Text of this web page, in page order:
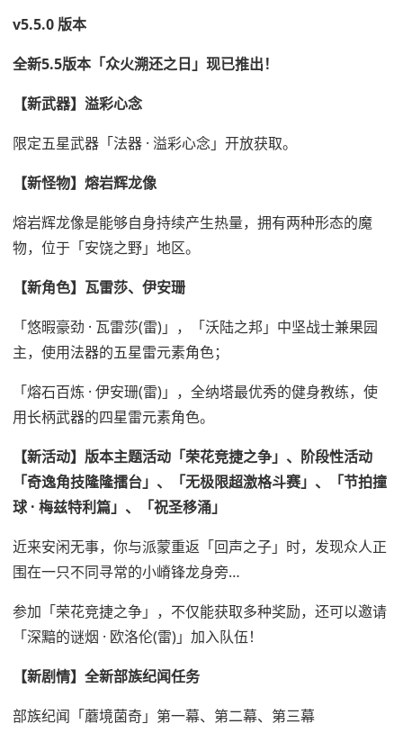
v5.5.0 版本
全新5.5版本「众火溯还之日」现已推出！
【新武器】溢彩心念
限定五星武器「法器 · 溢彩心念」开放获取。
【新怪物】熔岩辉龙像
熔岩辉龙像是能够自身持续产生热量，拥有两种形态的魔
物，位于「安饶之野」地区。
【新角色】瓦雷莎、伊安珊
「悠暇豪劲 · 瓦雷莎(雷)」，「沃陆之邦」中坚战士兼果园
主，使用法器的五星雷元素角色；
「熔石百炼 · 伊安珊(雷)」，全纳塔最优秀的健身教练，使
用长柄武器的四星雷元素角色。
【新活动】版本主题活动「荣花竞捷之争」、阶段性活动
「奇逸角技隆隆擂台」、「无极限超激格斗赛」、「节拍撞
球 · 梅兹特利篇」、「祝圣移涌」
近来安闲无事，你与派蒙重返「回声之子」时，发现众人正
围在一只不同寻常的小嵴锋龙身旁…
参加「荣花竞捷之争」，不仅能获取多种奖励，还可以邀请
「深黯的谜烟 · 欧洛伦(雷)」加入队伍！
【新剧情】全新部族纪闻任务
部族纪闻「蘑境菌奇」第一幕、第二幕、第三幕